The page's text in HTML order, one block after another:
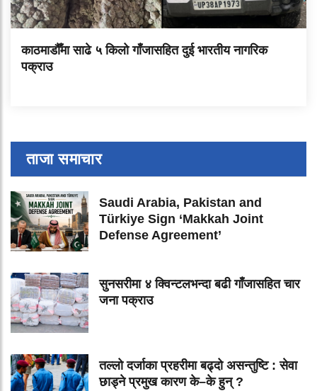
काठमाडौँमा साढे ५ किलो गाँजासहित दुई भारतीय नागरिक
पक्राउ
ताजा समाचार
Saudi Arabia, Pakistan and
Türkiye Sign ‘Makkah Joint
Defense Agreement’
सुनसरीमा ४ क्विन्टलभन्दा बढी गाँजासहित चार
जना पक्राउ
तल्लो दर्जाका प्रहरीमा बढ्दो असन्तुष्टि : सेवा
छाड्ने प्रमुख कारण के–के हुन् ?